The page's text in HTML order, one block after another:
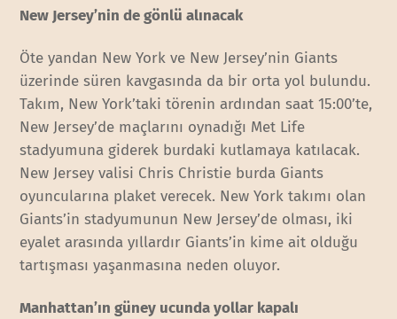
New Jersey’nin de gönlü alınacak
Öte yandan New York ve New Jersey’nin Giants
üzerinde süren kavgasında da bir orta yol bulundu.
Takım, New York’taki törenin ardından saat 15:00’te,
New Jersey’de maçlarını oynadığı Met Life
stadyumuna giderek burdaki kutlamaya katılacak.
New Jersey valisi Chris Christie burda Giants
oyuncularına plaket verecek. New York takımı olan
Giants’in stadyumunun New Jersey’de olması, iki
eyalet arasında yıllardır Giants’in kime ait olduğu
tartışması yaşanmasına neden oluyor.
Manhattan’ın güney ucunda yollar kapalı